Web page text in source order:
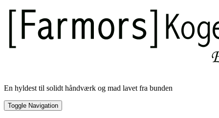
Skip
content
En hyldest til solidt håndværk og mad lavet fra bunden
Toggle Navigation